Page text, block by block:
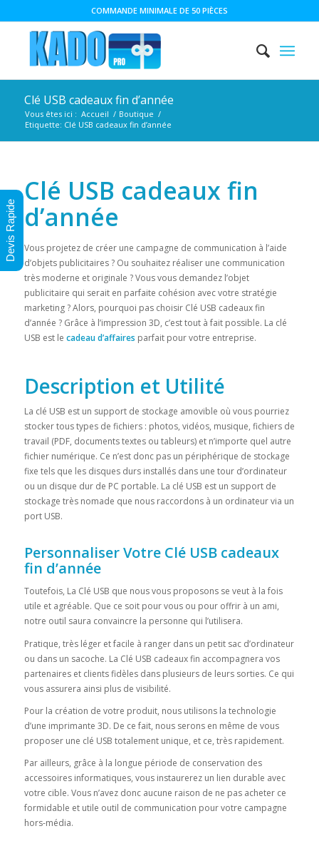
COMMANDE MINIMALE DE 50 PIÈCES
Clé USB cadeaux fin d’année
Vous êtes ici : Accueil / Boutique /
Etiquette: Clé USB cadeaux fin d’année
Clé USB cadeaux fin
d’année
Vous projetez de créer une campagne de communication à l’aide
d’objets publicitaires ? Ou souhaitez réaliser une communication
très moderne et originale ? Vous vous demandez l’objet
publicitaire qui serait en parfaite cohésion avec votre stratégie
marketing ? Alors, pourquoi pas choisir Clé USB cadeaux fin
d’année ? Grâce à l’impression 3D, c’est tout à fait possible. La clé
USB est le cadeau d’affaires parfait pour votre entreprise.
Description et Utilité
La clé USB est un support de stockage amovible où vous pourriez
stocker tous types de fichiers : photos, vidéos, musique, fichiers de
travail (PDF, documents textes ou tableurs) et n’importe quel autre
fichier numérique. Ce n’est donc pas un périphérique de stockage
fixe tels que les disques durs installés dans une tour d’ordinateur
ou un disque dur de PC portable. La clé USB est un support de
stockage très nomade que nous raccordons à un ordinateur via un
port USB.
Personnaliser Votre Clé USB cadeaux
fin d’année
Toutefois, La Clé USB que nous vous proposons se veut à la fois
utile et agréable. Que ce soit pour vous ou pour offrir à un ami,
notre outil saura convaincre la personne qui l’utilisera.
Pratique, très léger et facile à ranger dans un petit sac d’ordinateur
ou dans un sacoche. La Clé USB cadeaux fin accompagnera vos
partenaires et clients fidèles dans plusieurs de leurs sorties. Ce qui
vous assurera ainsi plus de visibilité.
Pour la création de votre produit, nous utilisons la technologie
d’une imprimante 3D. De ce fait, nous serons en même de vous
proposer une clé USB totalement unique, et ce, très rapidement.
Par ailleurs, grâce à la longue période de conservation des
accessoires informatiques, vous instaurerez un lien durable avec
votre cible. Vous n’avez donc aucune raison de ne pas acheter ce
formidable et utile outil de communication pour votre campagne
hors-média.
Devis Rapide